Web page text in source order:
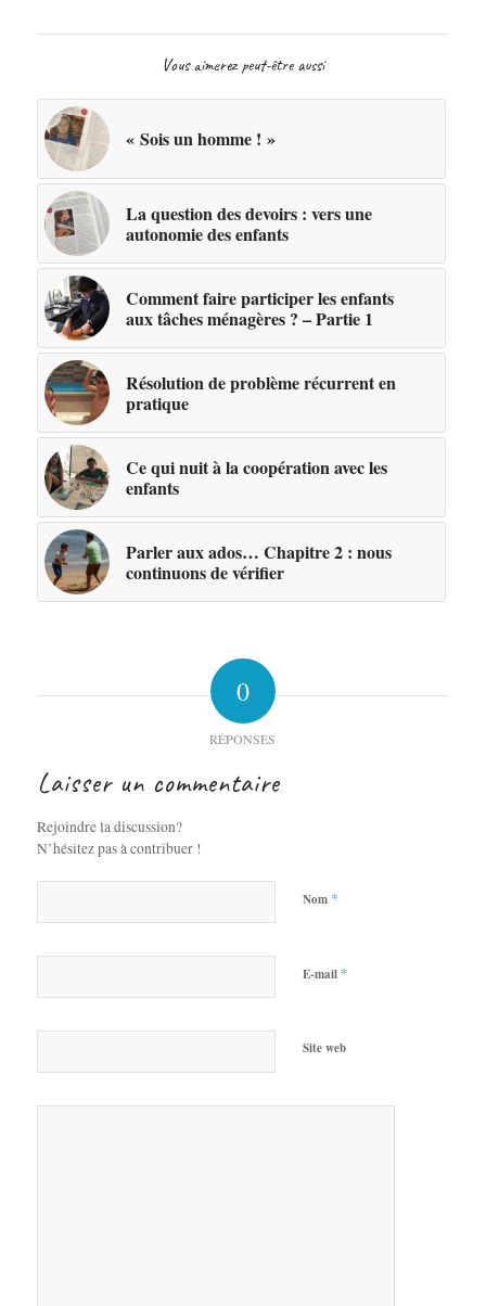
Vous aimerez peut-être aussi
« Sois un homme ! »
La question des devoirs : vers une
autonomie des enfants
Comment faire participer les enfants
aux tâches ménagères ? – Partie 1
Résolution de problème récurrent en
pratique
Ce qui nuit à la coopération avec les
enfants
Parler aux ados… Chapitre 2 : nous
continuons de vérifier
0
RÉPONSES
Laisser un commentaire
Rejoindre la discussion?
N’hésitez pas à contribuer !
Nom *
E-mail *
Site web